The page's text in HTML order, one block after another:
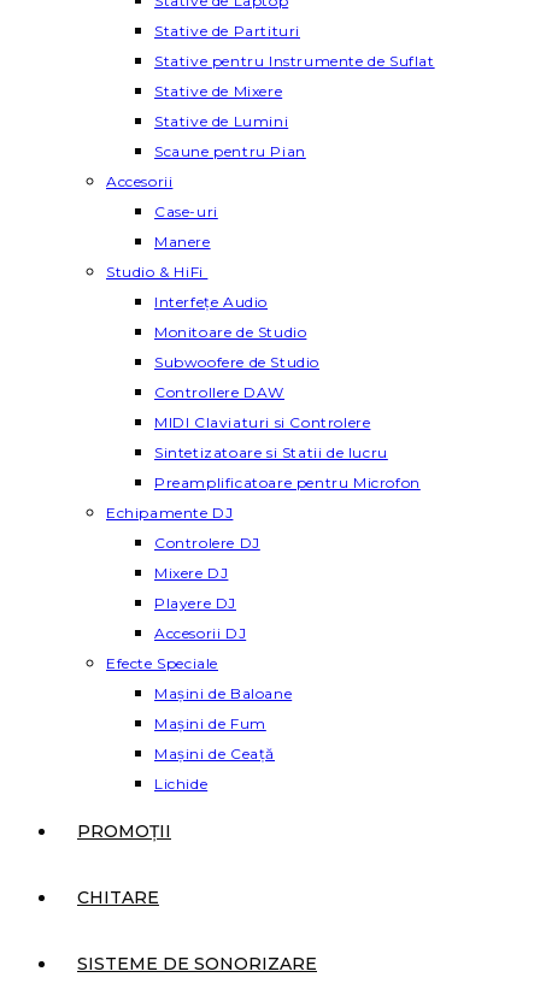
Stative de Partituri
Stative pentru Instrumente de Suflat
Stative de Mixere
Stative de Lumini
Scaune pentru Pian
Accesorii
Case-uri
Manere
Studio & HiFi
Interfețe Audio
Monitoare de Studio
Subwoofere de Studio
Controllere DAW
MIDI Claviaturi si Controlere
Sintetizatoare si Statii de lucru
Preamplificatoare pentru Microfon
Echipamente DJ
Controlere DJ
Mixere DJ
Playere DJ
Accesorii DJ
Efecte Speciale
Mașini de Baloane
Mașini de Fum
Mașini de Ceață
Lichide
PROMOȚII
CHITARE
SISTEME DE SONORIZARE